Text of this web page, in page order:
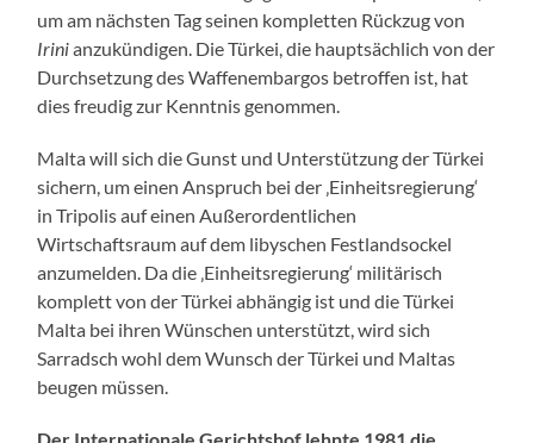
um am nächsten Tag seinen kompletten Rückzug von
Irinianzukündigen. Die Türkei, die hauptsächlich von der
Durchsetzung des Waffenembargos betroffen ist, hat
dies freudig zur Kenntnis genommen.
Malta will sich die Gunst und Unterstützung der Türkei
sichern, um einen Anspruch bei der ‚Einheitsregierung‘
in Tripolis auf einen Außerordentlichen
Wirtschaftsraum auf dem libyschen Festlandsockel
anzumelden. Da die ‚Einheitsregierung‘ militärisch
komplett von der Türkei abhängig ist und die Türkei
Malta bei ihren Wünschen unterstützt, wird sich
Sarradsch wohl dem Wunsch der Türkei und Maltas
beugen müssen.
Der Internationale Gerichtshof lehnte 1981 die